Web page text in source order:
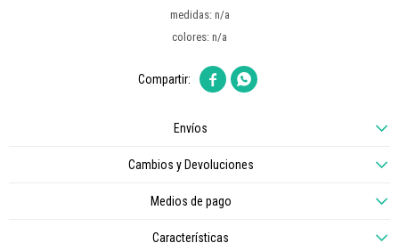
medidas: n/a
colores: n/a
 
Envíos
Cambios y Devoluciones
Medios de pago
Características